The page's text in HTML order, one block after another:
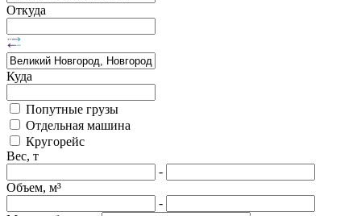
Откуда
Куда
Попутные грузы
Отдельная машина
Кругорейс
Вес, т
-
Объем, м³
-